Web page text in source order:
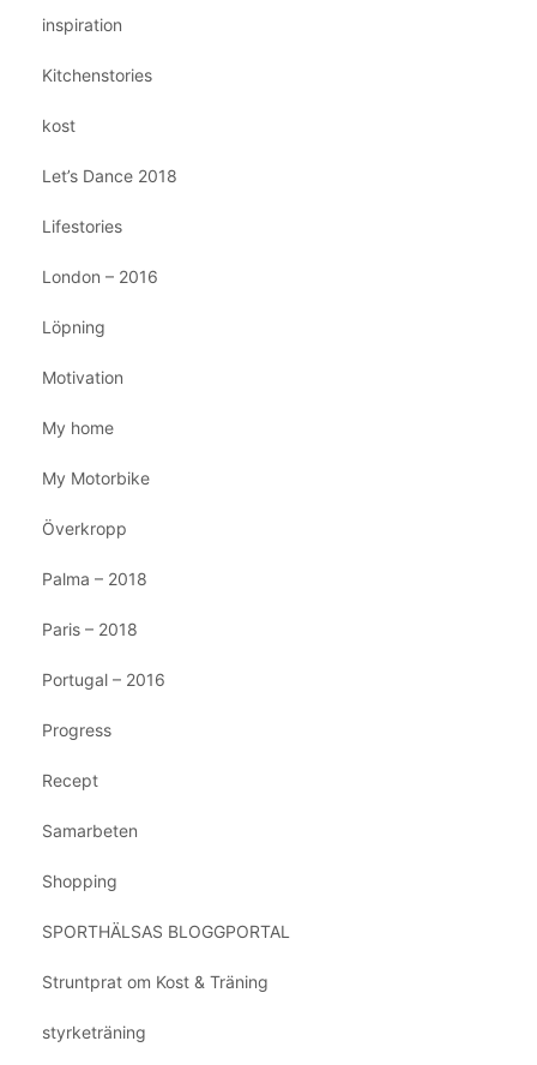
inspiration
Kitchenstories
kost
Let’s Dance 2018
Lifestories
London – 2016
Löpning
Motivation
My home
My Motorbike
Överkropp
Palma – 2018
Paris – 2018
Portugal – 2016
Progress
Recept
Samarbeten
Shopping
SPORTHÄLSAS BLOGGPORTAL
Struntprat om Kost & Träning
styrketräning